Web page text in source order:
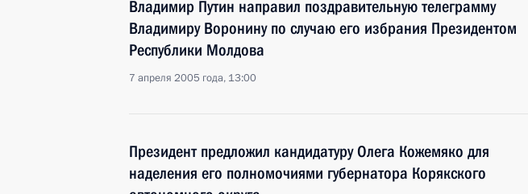
Владимир Путин направил поздравительную телеграмму
Владимиру Воронину по случаю его избрания Президентом
Республики Молдова
7 апреля 2005 года, 13:00
Президент предложил кандидатуру Олега Кожемяко для
наделения его полномочиями губернатора Корякского